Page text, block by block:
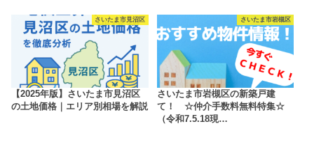
さいたま市見沼区
【2025年版】さいたま市見沼区
の土地価格｜エリア別相場を解説
さいたま市岩槻区
さいたま市岩槻区の新築戸建
て！ ☆仲介手数料無料特集☆
（令和7.5.18現…